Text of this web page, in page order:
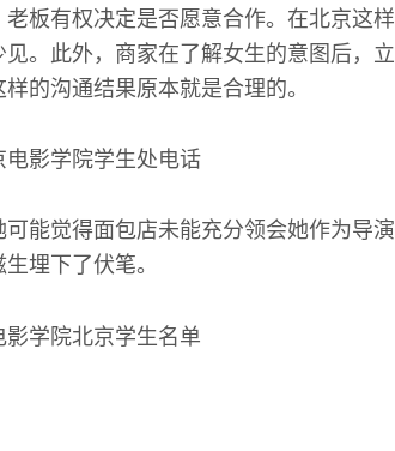
板有权决定是否愿意合作。在北京这样
。此外，商家在了解女生的意图后，立
的沟通结果原本就是合理的。
能觉得面包店未能充分领会她作为导演
埋下了伏笔。